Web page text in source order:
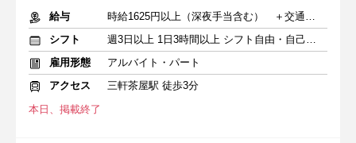
給与
時給1625円以上（深夜手当含む） ＋交通費支給
シフト
週3日以上 1日3時間以上 シフト自由・自己申告
雇用形態
アルバイト・パート
アクセス
三軒茶屋駅 徒歩3分
本日、掲載終了